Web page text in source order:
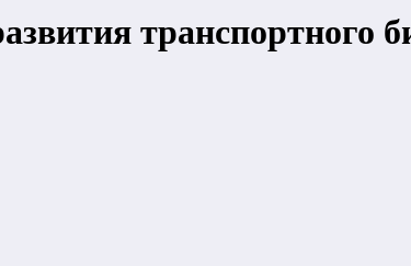
транспортного